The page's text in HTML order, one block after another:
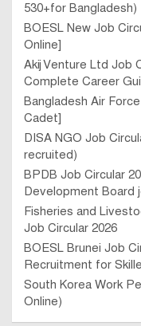
530+for Bangladesh)
BOESL New Job
Online]
Akij Venture Ltd Job
Complete Career
Bangladesh Air
Cadet]
DISA NGO Job
recruited)
BPDB Job Circular
Development Board
Fisheries and
Job Circular 2026
BOESL Brunei Job
Recruitment for
South Korea Work
Online)